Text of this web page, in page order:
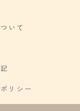
いて
リシー